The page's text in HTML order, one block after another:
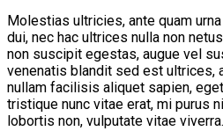
Molestias ultricies, ante quam
dui, nec hac ultrices nulla non
non suscipit egestas, augue vel
venenatis blandit sed est ultrices,
nullam facilisis aliquet sapien,
tristique nunc vitae erat, mi purus
lobortis non, vulputate vitae viverra.